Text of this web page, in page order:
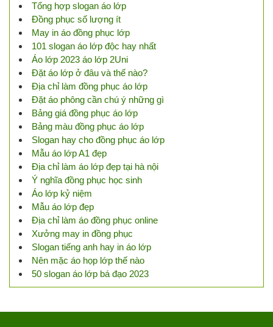
Tổng hợp slogan áo lớp
Đồng phục số lượng ít
May in áo đồng phục lớp
101 slogan áo lớp độc hay nhất
Áo lớp 2023 áo lớp 2Uni
Đặt áo lớp ở đâu và thế nào?
Địa chỉ làm đồng phục áo lớp
Đặt áo phông cần chú ý những gì
Bảng giá đồng phục áo lớp
Bảng màu đồng phục áo lớp
Slogan hay cho đồng phục áo lớp
Mẫu áo lớp A1 đẹp
Địa chỉ làm áo lớp đẹp tại hà nội
Ý nghĩa đồng phục học sinh
Áo lớp kỷ niệm
Mẫu áo lớp đẹp
Địa chỉ làm áo đồng phục online
Xưởng may in đồng phục
Slogan tiếng anh hay in áo lớp
Nên mặc áo họp lớp thế nào
50 slogan áo lớp bá đạo 2023